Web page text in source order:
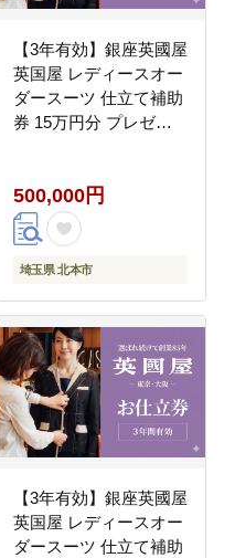
【3年有効】銀座英國屋
英国屋 レディースオー
ダースーツ 仕立て補助
券 15万円分 プレゼン
500,000円
埼玉県 北本市
【3年有効】銀座英國屋
英国屋 レディースオー
ダースーツ 仕立て補助